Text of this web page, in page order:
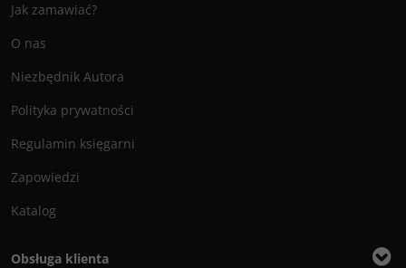
Jak zamawiać?
O nas
Niezbędnik Autora
Polityka prywatności
Regulamin księgarni
Zapowiedzi
Katalog
Obsługa klienta